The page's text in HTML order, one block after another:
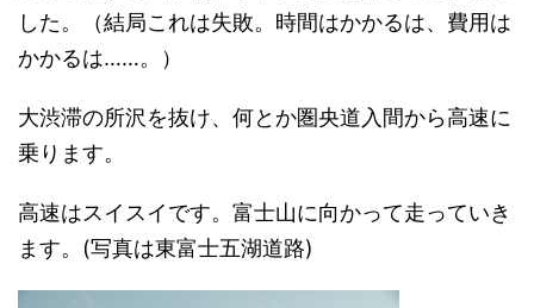
した。（結局これは失敗。時間はかかるは、費用は
かかるは……。）
大渋滞の所沢を抜け、何とか圏央道入間から高速に
乗ります。
高速はスイスイです。富士山に向かって走っていき
ます。(写真は東富士五湖道路)